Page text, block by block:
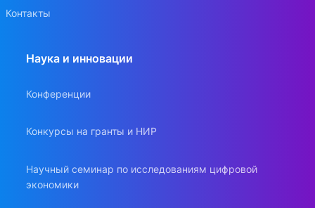
Контакты
Наука и инновации
Конференции
Конкурсы на гранты и НИР
Научный семинар по исследованиям цифровой
экономики